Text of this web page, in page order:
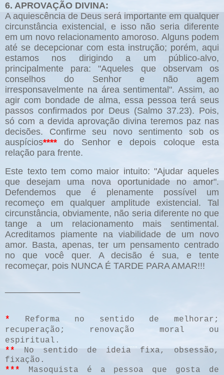
6. APROVAÇÃO DIVINA:
A aquiescência de Deus será importante em qualquer
circunstância existencial, e isso não seria diferente
em um novo relacionamento amoroso. Alguns podem
até se decepcionar com esta instrução; porém, aqui
estamos nos dirigindo a um público-alvo,
principalmente para: "Aqueles que observam os
conselhos do Senhor e não agem
irresponsavelmente na área sentimental". Assim, ao
agir com bondade de alma, essa pessoa terá seus
passos confirmados por Deus (Salmo 37.23). Pois,
só com a devida aprovação divina teremos paz nas
decisões. Confirme seu novo sentimento sob os
auspícios**** do Senhor e depois coloque esta
relação para frente.
Este texto tem como maior intuito: "Ajudar aqueles
que desejam uma nova oportunidade no amor".
Defendemos que é plenamente possível um
recomeço em qualquer amplitude existencial. Tal
circunstância, obviamente, não seria diferente no que
tange a um relacionamento mais sentimental.
Acreditamos piamente na viabilidade de um novo
amor. Basta, apenas, ter um pensamento centrado
no que você quer. A decisão é sua, e tente
recomeçar, pois NUNCA É TARDE PARA AMAR!!!
*
Reforma no sentido de melhorar;
recuperação; renovação moral ou
espiritual.
**
No sentido de ideia fixa, obsessão,
fixação.
*** Masoquista é a pessoa que gosta de